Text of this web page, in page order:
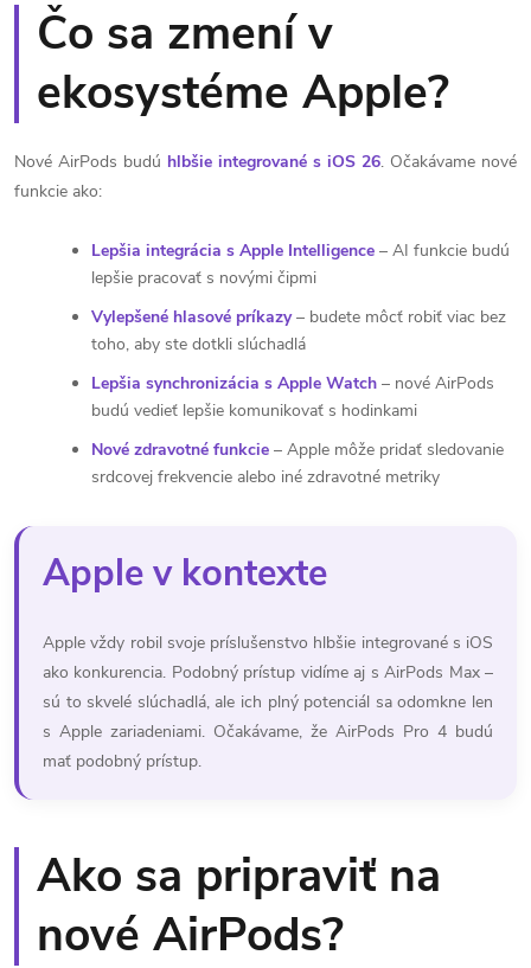
Čo sa zmení v
ekosystéme Apple?
Nové AirPods budú hlbšie integrované s iOS 26. Očakávame nové
funkcie ako:
Lepšia integrácia s Apple Intelligence – AI funkcie budú
lepšie pracovať s novými čipmi
Vylepšené hlasové príkazy– budete môcť robiť viac bez
toho, aby ste dotkli slúchadlá
Lepšia synchronizácia s Apple Watch – nové AirPods
budú vedieť lepšie komunikovať s hodinkami
Nové zdravotné funkcie – Apple môže pridať sledovanie
srdcovej frekvencie alebo iné zdravotné metriky
Apple v kontexte
Apple vždy robil svoje príslušenstvo hlbšie integrované s iOS
ako konkurencia. Podobný prístup vidíme aj s AirPods Max –
sú to skvelé slúchadlá, ale ich plný potenciál sa odomkne len
s Apple zariadeniami. Očakávame, že AirPods Pro 4 budú
mať podobný prístup.
Ako sa pripraviť na
nové AirPods?